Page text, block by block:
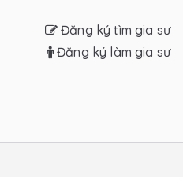
Đăng ký tìm gia sư
Đăng ký làm gia sư